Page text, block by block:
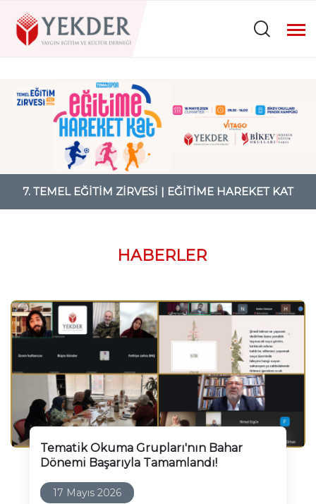
7. TEMEL EĞITIM ZIRVESI | EĞITIME HAREKET KAT
HABERLER
Tematik Okuma Grupları'nın Bahar
Dönemi Başarıyla Tamamlandı!
17 Mayıs 2026